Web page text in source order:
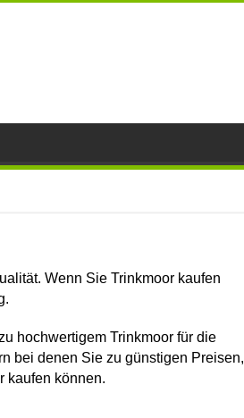
Wenn Sie Trinkmoor kaufen
hochwertigem Trinkmoor für die
bei denen Sie zu günstigen Preisen,
kaufen können.